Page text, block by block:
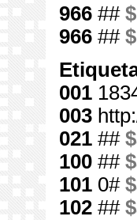
966## $l
966## $l
001
003
021##
100##
1010#
102##